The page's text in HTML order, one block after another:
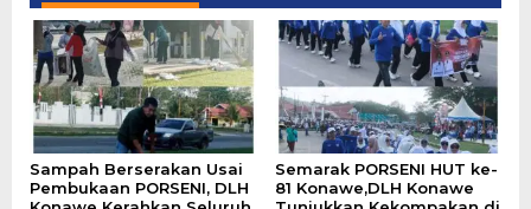
Sampah Berserakan Usai
Pembukaan PORSENI, DLH
Semarak PORSENI HUT ke-
81 Konawe,DLH Konawe